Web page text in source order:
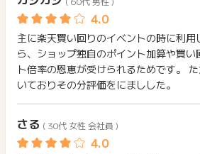
主に楽天買い回りのイベントの時に利
ら、ショップ独自のポイント加算や買
ト倍率の恩恵が受けられるためです。
いておりその分評価をにましした。
さる ( 30代 女性 会社員 )